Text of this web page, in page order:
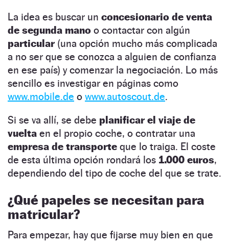
La idea es buscar un concesionario de venta
de segunda mano o contactar con algún
particular (una opción mucho más complicada
a no ser que se conozca a alguien de confianza
en ese país) y comenzar la negociación. Lo más
sencillo es investigar en páginas como
www.mobile.de o www.autoscout.de.
Si se va allí, se debe planificar el viaje de
vuelta en el propio coche, o contratar una
empresa de transporte que lo traiga. El coste
de esta última opción rondará los 1.000 euros,
dependiendo del tipo de coche del que se trate.
¿Qué papeles se necesitan para
matricular?
Para empezar, hay que fijarse muy bien en que